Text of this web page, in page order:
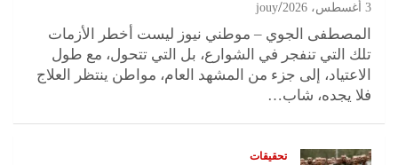
3 أغسطس، 2026 jouy
المصطفى الجوي – موطني نيوز ليست أخطر الأزمات
تلك التي تنفجر في الشوارع، بل التي تتحول، مع طول
الاعتياد، إلى جزء من المشهد العام، مواطن ينتظر العلاج
فلا يجده، شاب…
تحقيقات